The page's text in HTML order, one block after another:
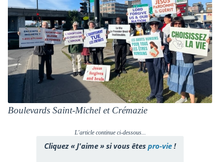
Boulevards Saint-Michel et Crémazie
L'article continue ci-dessous...
Cliquez « J'aime » si vous êtes pro-vie !